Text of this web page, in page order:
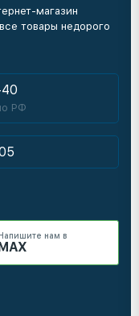
магазин
товары недорого
РФ
нам в